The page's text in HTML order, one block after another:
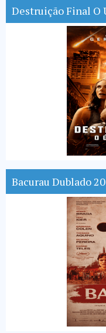
Destruição Final O
Bacurau Dublado